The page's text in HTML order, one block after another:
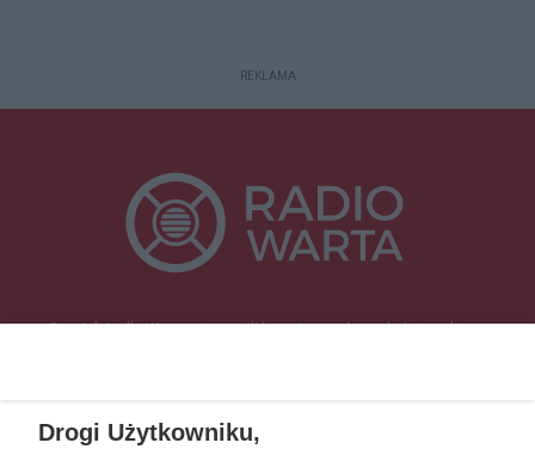
REKLAMA
Specjalnie dla Was postanowiliśmy stworzyć rozgłośnię radiową
Śrem, Jarocin, Gniezno, Ostrów Wlkp.).
Drogi Użytkowniku,